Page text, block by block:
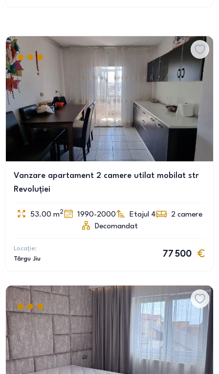
Vanzare apartament 2 camere utilat mobilat str
Revoluției
53.00 m2 1990-2000 Etajul 4 2 camere
Decomandat
Locație:
Târgu Jiu
77 500